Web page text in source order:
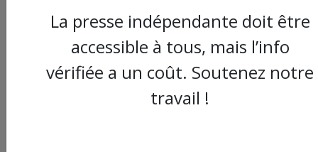
La presse indépendante doit être
accessible à tous, mais l’info
vérifiée a un coût. Soutenez notre
travail !